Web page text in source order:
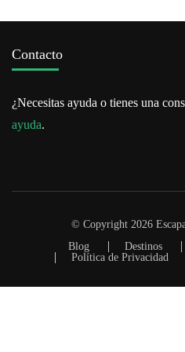
Contacto
¿Necesitas ayuda o tienes una
ayuda.
© Copyright 2026
Blog
Destinos
Política de Privacidad